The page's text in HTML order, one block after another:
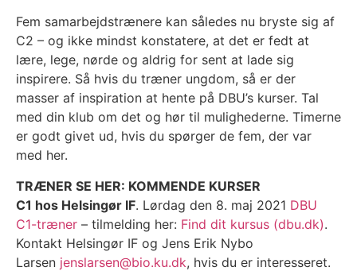
Fem samarbejdstrænere kan således nu bryste sig af
C2 – og ikke mindst konstatere, at det er fedt at
lære, lege, nørde og aldrig for sent at lade sig
inspirere. Så hvis du træner ungdom, så er der
masser af inspiration at hente på DBU’s kurser. Tal
med din klub om det og hør til mulighederne. Timerne
er godt givet ud, hvis du spørger de fem, der var
med her.
TRÆNER SE HER: KOMMENDE KURSER
C1 hos Helsingør IF. Lørdag den 8. maj 2021 DBU
C1-træner – tilmelding her: Find dit kursus (dbu.dk).
Kontakt Helsingør IF og Jens Erik Nybo
Larsen jenslarsen@bio.ku.dk, hvis du er interesseret.